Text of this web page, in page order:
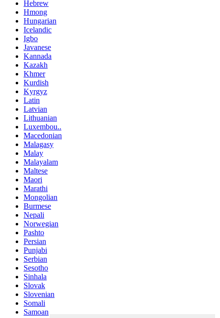
Hebrew
Hmong
Hungarian
Icelandic
Igbo
Javanese
Kannada
Kazakh
Khmer
Kurdish
Kyrgyz
Latin
Latvian
Lithuanian
Luxembou..
Macedonian
Malagasy
Malay
Malayalam
Maltese
Maori
Marathi
Mongolian
Burmese
Nepali
Norwegian
Pashto
Persian
Punjabi
Serbian
Sesotho
Sinhala
Slovak
Slovenian
Somali
Samoan